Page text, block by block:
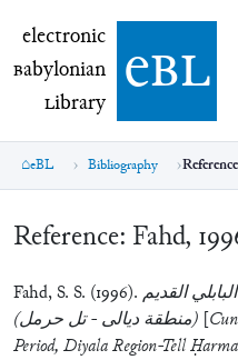
electronic Babylonian
electronic
Babylonian
Library ebl
eBL Bibliography
Reference: Fahd,
Fahd, S. S. (1996). القديم
(منطقة ديالى - تل حرمل) [Cuneiform Texts from Old Babylonian
Period, Diyala Region-Tell